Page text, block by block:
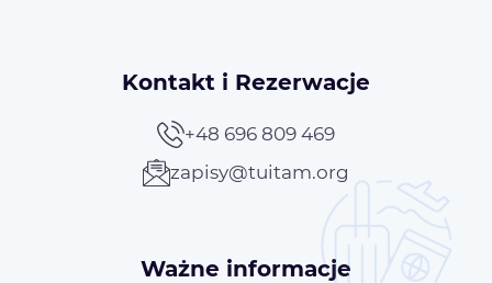
Kontakt i Rezerwacje
+48 696 809 469
zapisy@tuitam.org
Ważne informacje